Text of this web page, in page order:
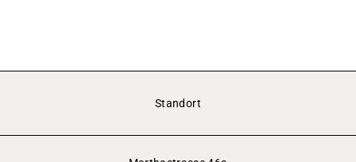
Standort